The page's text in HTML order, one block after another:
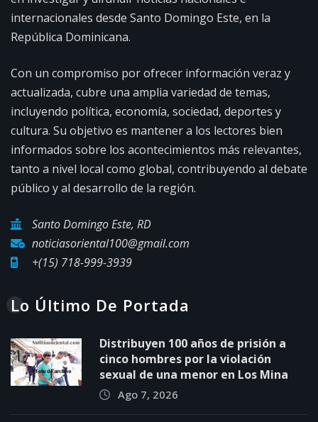
internacionales desde Santo Domingo Este, en la
República Dominicana.
Con un compromiso por ofrecer información veraz y
actualizada, cubre una amplia variedad de temas,
incluyendo política, economía, sociedad, deportes y
cultura. Su objetivo es mantener a los lectores bien
informados sobre los acontecimientos más relevantes,
tanto a nivel local como global, contribuyendo al debate
público y al desarrollo de la región.
Santo Domingo Este, RD
noticiasoriental100@gmail.com
+(15) 718-999-3939
Lo Último De Portada
Distribuyen 100 años de prisión a
cinco hombres por la violación
sexual de una menor en Los Mina
Ago 7, 2026